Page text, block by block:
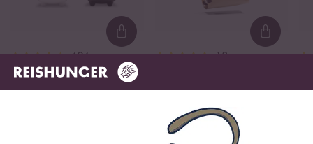
Loading...
404
Digitaler Mini
18